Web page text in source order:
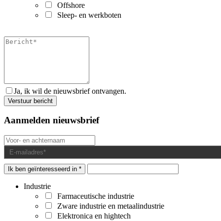
Offshore
Sleep- en werkboten
Ja, ik wil de nieuwsbrief ontvangen.
Aanmelden nieuwsbrief
Ik ben geïnteresseerd in *
Industrie
Farmaceutische industrie
Zware industrie en metaalindustrie
Elektronica en hightech